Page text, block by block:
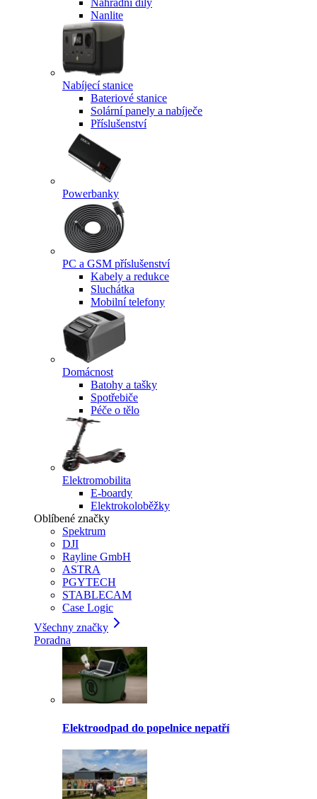
Náhradní díly
Nanlite
Nabíjecí stanice
Bateriové stanice
Solární panely a nabíječe
Příslušenství
Powerbanky
PC a GSM příslušenství
Kabely a redukce
Sluchátka
Mobilní telefony
Domácnost
Batohy a tašky
Spotřebiče
Péče o tělo
Elektromobilita
E-boardy
Elektrokoloběžky
Oblíbené značky
Spektrum
DJI
Rayline GmbH
ASTRA
PGYTECH
STABLECAM
Case Logic
Všechny značky
Poradna
Elektroodpad do popelnice nepatří